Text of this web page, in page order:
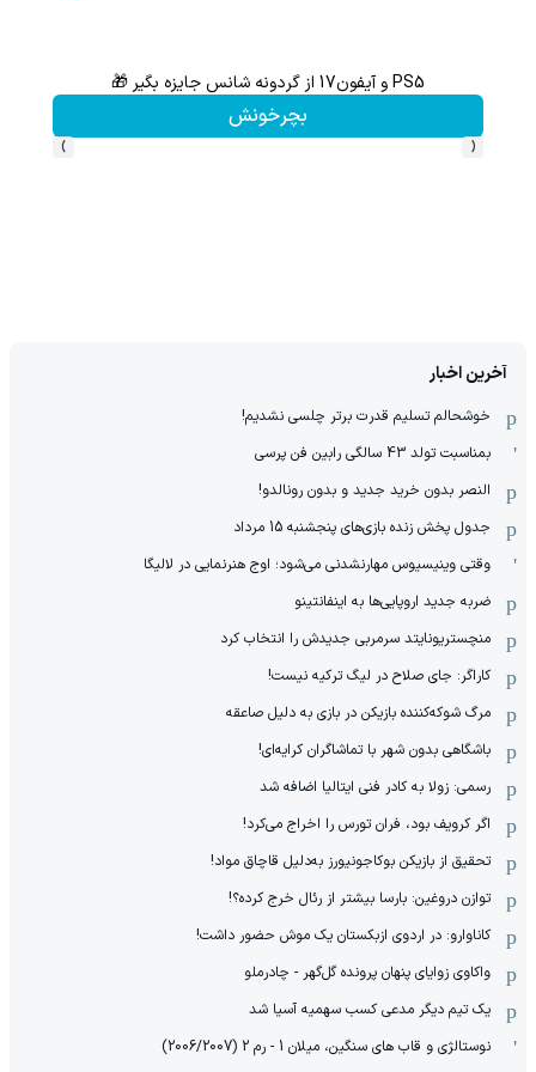
PS5 و آیفون17 از گردونه شانس جایزه بگیر 🎁
بچرخونش
‹
›
آخرین اخبار
خوشحالم تسلیم قدرت برتر چلسی نشدیم!
بمناسبت تولد 43 سالگی رابین فن پرسی
النصر بدون خرید جدید و بدون رونالدو!
جدول پخش زنده بازی‌های پنجشنبه 15 مرداد
وقتی وینیسیوس مهارنشدنی می‌شود؛ اوج هنرنمایی در لالیگا
ضربه جدید اروپایی‌ها به اینفانتینو
منچستریونایتد سرمربی جدیدش را انتخاب کرد
کاراگر: جای صلاح در لیگ ترکیه نیست!
مرگ شوکه‌کننده بازیکن در بازی به دلیل صاعقه
باشگاهی بدون شهر با تماشاگران کرایه‌ای!
رسمی: زولا به کادر فنی ایتالیا اضافه شد
اگر کرویف بود، فران تورس را اخراج می‌کرد!
تحقیق از بازیکن بوکاجونیورز به‌دلیل قاچاق مواد!
توازن دروغین: بارسا بیشتر از رئال خرج کرده؟!
کاناوارو: در اردوی ازبکستان یک موش حضور داشت!
واکاوی زوایای پنهان پرونده گل‌گهر - چادرملو
یک تیم دیگر مدعی کسب سهمیه آسیا شد
نوستالژی و قاب های سنگین، میلان 1 - رم 2 (2006/2007)